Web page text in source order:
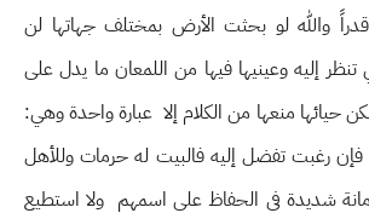
والله لو بحثت الأرض بمختلف جهاتها لن
إليه وعينيها فيها من اللمعان ما يدل على
لكن حيائها منعها من الكلام إلا عبارة واحدة وهي:
فإن رغبت تفضل إليه فالبيت له حرمات وللأهل
شديدة في الحفاظ على اسمهم ولا استطيع